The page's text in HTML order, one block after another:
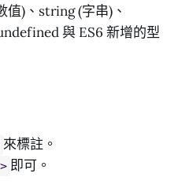
)、string (字串)、
與 ES6 新增的型
來標註。
即可。